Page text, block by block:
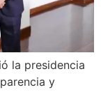
la presidencia
y